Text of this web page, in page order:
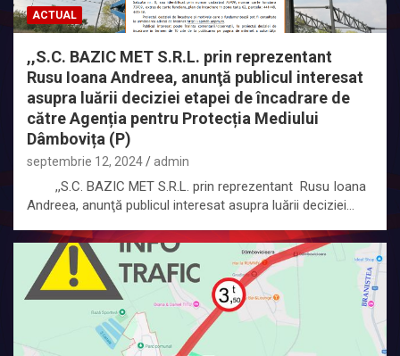
ACTUAL
,,S.C. BAZIC MET S.R.L. prin reprezentant
Rusu Ioana Andreea, anunţă publicul interesat
asupra luării deciziei etapei de încadrare de
către Agenția pentru Protecția Mediului
Dâmbovița (P)
septembrie 12, 2024 admin
,,S.C. BAZIC MET S.R.L. prin reprezentant Rusu Ioana
Andreea, anunţă publicul interesat asupra luării deciziei…